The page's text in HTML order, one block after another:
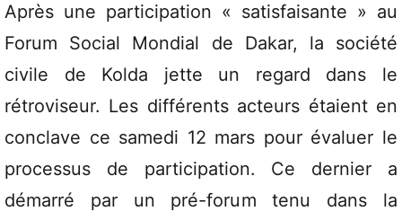
Après une participation « satisfaisante » au
Forum Social Mondial de Dakar, la société
civile de Kolda jette un regard dans le
rétroviseur. Les différents acteurs étaient en
conclave ce samedi 12 mars pour évaluer le
processus de participation. Ce dernier a
démarré par un pré-forum tenu dans la